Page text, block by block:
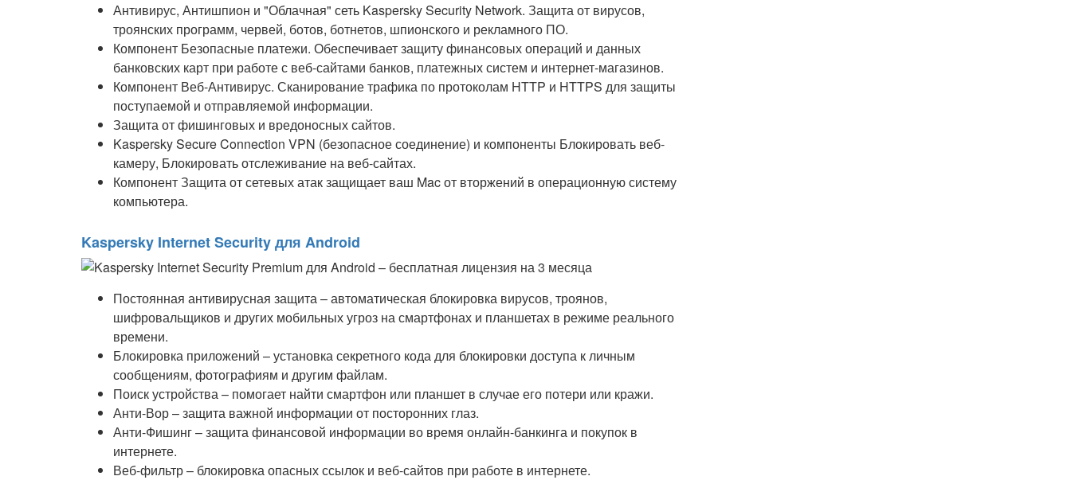
Антивирус, Антишпион и "Облачная" сеть Kaspersky Security Network. Защита от вирусов,
троянских программ, червей, ботов, ботнетов, шпионского и рекламного ПО.
Компонент Безопасные платежи. Обеспечивает защиту финансовых операций и данных
банковских карт при работе с веб-сайтами банков, платежных систем и интернет-магазинов.
Компонент Веб-Антивирус. Сканирование трафика по протоколам HTTP и HTTPS для защиты
поступаемой и отправляемой информации.
Защита от фишинговых и вредоносных сайтов.
Kaspersky Secure Connection VPN (безопасное соединение) и компоненты Блокировать веб-
камеру, Блокировать отслеживание на веб-сайтах.
Компонент Защита от сетевых атак защищает ваш Mac от вторжений в операционную систему
компьютера.
Kaspersky Internet Security для Android
Постоянная антивирусная защита – автоматическая блокировка вирусов, троянов,
шифровальщиков и других мобильных угроз на смартфонах и планшетах в режиме реального
времени.
Блокировка приложений – установка секретного кода для блокировки доступа к личным
сообщениям, фотографиям и другим файлам.
Поиск устройства – помогает найти смартфон или планшет в случае его потери или кражи.
Анти-Вор – защита важной информации от посторонних глаз.
Анти-Фишинг – защита финансовой информации во время онлайн-банкинга и покупок в
интернете.
Веб-фильтр – блокировка опасных ссылок и веб-сайтов при работе в интернете.